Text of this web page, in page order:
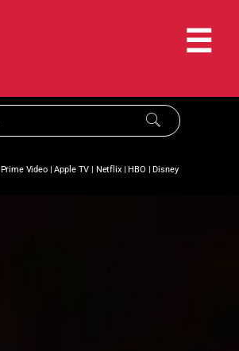
☰
Prime Video|Apple TV | Netflix|HBO |Disney